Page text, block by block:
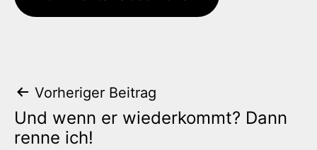
Beitrags-
Navigation
Vorheriger Beitrag
Und wenn er wiederkommt? Dann
renne ich!